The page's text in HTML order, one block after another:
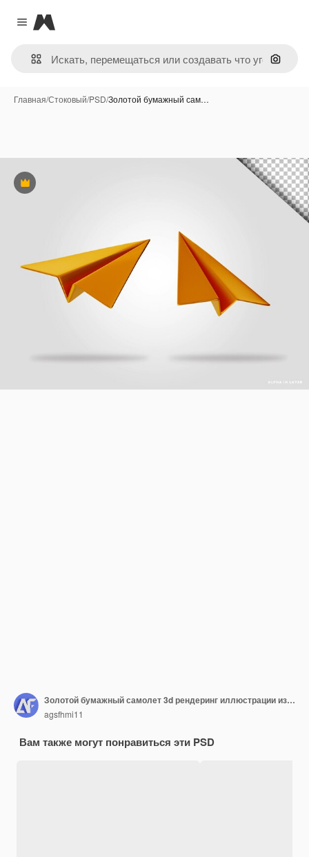
Close menu
Magnific
Поиск
Главная/Стоковый/PSD/Золотой бумажный сам…
Премиум
Золотой бумажный самолет 3d рендеринг иллюстрации изолированы
agsfhmi11
Вам также могут понравиться эти PSD